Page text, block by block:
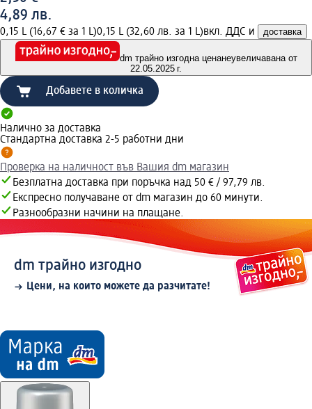
4,89 лв.
0,15 L (16,67 € за 1 L)0,15 L (32,60 лв. за 1 L)вкл. ДДС и доставка
dm трайно изгодна ценанеувеличавана от
22.05.2025 г.
Добавете в количка
Налично за доставка
Стандартна доставка 2-5 работни дни
Проверка на наличност във Вашия dm магазин
Безплатна доставка при поръчка над 50 € / 97,79 лв.
Експресно получаване от dm магазин до 60 минути.
Разнообразни начини на плащане.
dm трайно изгодно
Цени, на които можете да разчитате!